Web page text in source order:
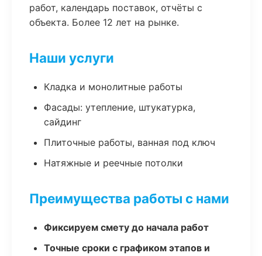
работ, календарь поставок, отчёты с
объекта. Более 12 лет на рынке.
Наши услуги
Кладка и монолитные работы
Фасады: утепление, штукатурка,
сайдинг
Плиточные работы, ванная под ключ
Натяжные и реечные потолки
Преимущества работы с нами
Фиксируем смету до начала работ
Точные сроки с графиком этапов и